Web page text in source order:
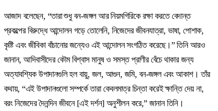
আজাদ বলেছেন, “তারা শুধু বন-জঙ্গল আর নিয়মগিরিকে রক্ষা করতে বেদান্ত
প্রকল্পের বিরুদ্ধে আন্দোলন গড়ে তোলেনি, নিজেদের জীবনযাত্রা, ভাষা, পোশাক,
কৃষ্টি এবং জীবিকা বাঁচানোর জন্যেও এই আন্দোলন সংগঠিত করেছে।” তিনি আরও
জানান, আদিবাসীদের কৌম বিশ্বাস মানুষ ও সমস্ত প্রাণীর বেঁচে থাকার জন্য
অত্যাবশ্যিক উপাদানগুলি হল বায়ু, জল, আগুন, জমি, বন-জঙ্গল এবং আকাশ। তাঁর
কথায়, “এই উপাদানগুলো সম্পর্কে তারা কেবলমাত্র চিন্তা করেই ক্ষান্তি দেয় না,
বরং নিজেদের দৈনন্দিন জীবনে [এই দর্শন] অনুশীলন করে,” জানান তিনি।